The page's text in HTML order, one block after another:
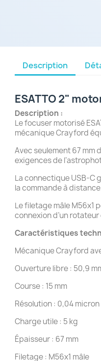
Description
ESATTO 2"
Description :
Le focuser motorisé
mécanique Crayford
Avec seulement 67 mm
exigences de
La connectique USB-C
la commande à
Le filetage mâle M56x1
connexion d’un
Caractéristiques
Mécanique Crayford
Ouverture libre : 50,9
Course : 15 mm
Résolution : 0,04
Charge utile : 5 kg
Épaisseur : 67 mm
Filetage : M56x1 mâle